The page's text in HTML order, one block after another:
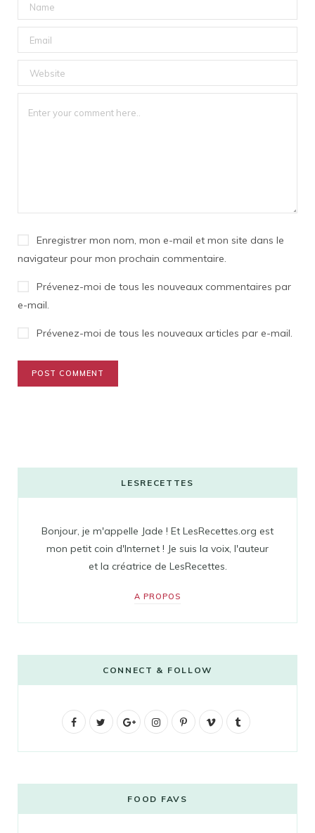
Enregistrer mon nom, mon e-mail et mon site dans le
navigateur pour mon prochain commentaire.
Prévenez-moi de tous les nouveaux commentaires par
e-mail.
Prévenez-moi de tous les nouveaux articles par e-mail.
LESRECETTES
Bonjour, je m'appelle Jade ! Et LesRecettes.org est
mon petit coin d'Internet ! Je suis la voix, l'auteur
et la créatrice de LesRecettes.
A PROPOS
CONNECT & FOLLOW
F
b
t
G
g
l
I
t
a
P
e
V
o
l
FOOD FAVS